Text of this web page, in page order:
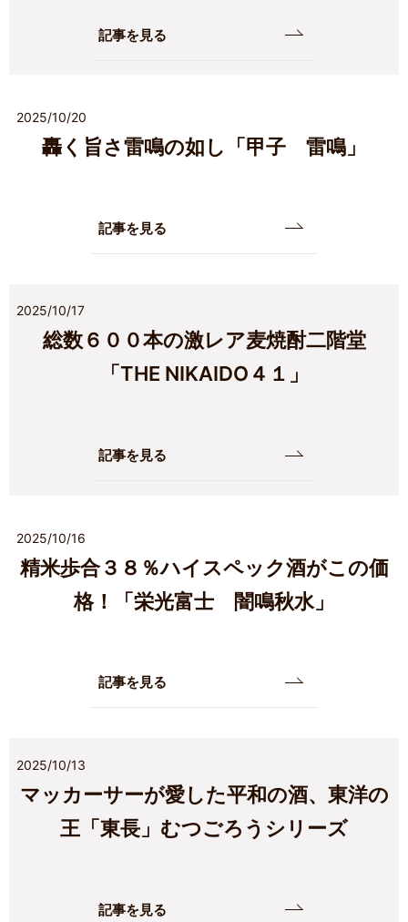
記事を見る
2025/10/20
轟く旨さ雷鳴の如し「甲子 雷鳴」
記事を見る
2025/10/17
総数６００本の激レア麦焼酎二階堂
「THE NIKAIDO４１」
記事を見る
2025/10/16
精米歩合３８％ハイスペック酒がこの価
格！「栄光富士 闇鳴秋水」
記事を見る
2025/10/13
マッカーサーが愛した平和の酒、東洋の
王「東長」むつごろうシリーズ
記事を見る